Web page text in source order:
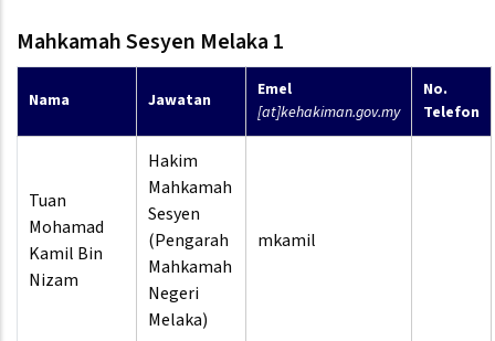
Mahkamah Sesyen Melaka 1
Nama Jawatan
Emel
[at]kehakiman.gov.my
No.
Telefon
Tuan
Mohamad
Kamil Bin
Nizam
Hakim
Mahkamah
Sesyen
(Pengarah
Mahkamah
Negeri
Melaka)
mkamil